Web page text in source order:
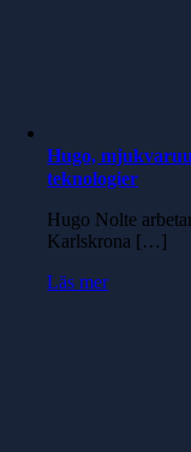
Hugo,
teknologier
Hugo Nolte
Karlskrona […]
Läs mer